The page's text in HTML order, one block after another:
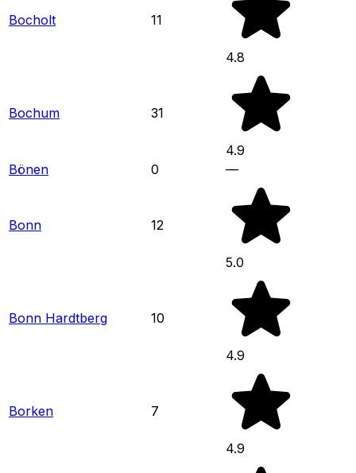
Bocholt 11
4.8
Bochum 31
4.9
Bönen
0 —
Bonn 12
5.0
Bonn Hardtberg 10
4.9
Borken 7
4.9